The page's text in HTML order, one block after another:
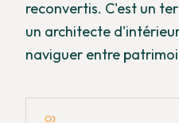
reconvertis. C'est un
un architecte
naviguer entre